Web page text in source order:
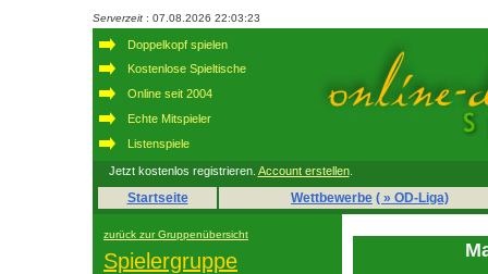
Serverzeit : 07.08.2026 22:03:23
Doppelkopf spielen
Kostenlose Spieltische
Online seit 2004
Echte Mitspieler
Listenspiele
Jetzt kostenlos registrieren. Account erstellen.
Startseite Wettbewerbe ( » OD-Liga)
zurück zur Gruppenübersicht
Spielergruppe